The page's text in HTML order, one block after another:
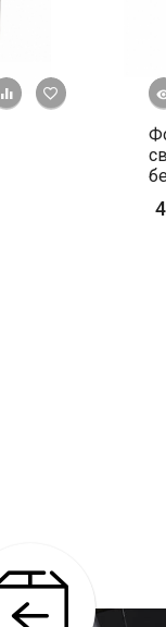
+ К сравнению
В
просмотр